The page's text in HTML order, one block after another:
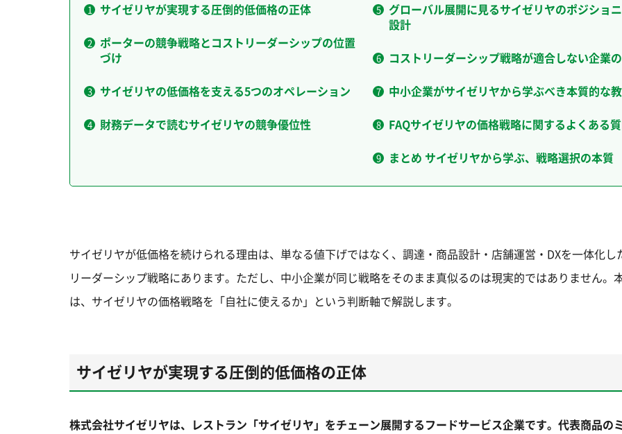
サイゼリヤが実現する圧倒的低価格の正体
ポーターの競争戦略とコストリーダーシップの位置
づけ
サイゼリヤの低価格を支える5つのオペレーション
財務データで読むサイゼリヤの競争優位性
グローバル展開に見るサイゼリヤのポジショ
設計
コストリーダーシップ戦略が適合しない企業
中小企業がサイゼリヤから学ぶべき本質的な
FAQサイゼリヤの価格戦略に関するよくある
まとめ サイゼリヤから学ぶ、戦略選択の本質
サイゼリヤが低価格を続けられる理由は、単なる値下げではなく、調達・商品設計・店舗運営・DXを一体化し
リーダーシップ戦略にあります。ただし、中小企業が同じ戦略をそのまま真似るのは現実的ではありません。
は、サイゼリヤの価格戦略を「自社に使えるか」という判断軸で解説します。
サイゼリヤが実現する圧倒的低価格の正体
株式会社サイゼリヤは、レストラン「サイゼリヤ」をチェーン展開するフードサービス企業です。代表商品の